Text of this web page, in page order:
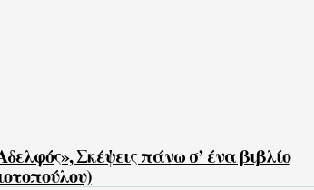
Σκέψεις πάνω σ’ ένα βιβλίο